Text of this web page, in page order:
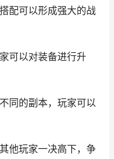
配可以形成强大的战
可以对装备进行升
同的副本，玩家可以
他玩家一决高下，争